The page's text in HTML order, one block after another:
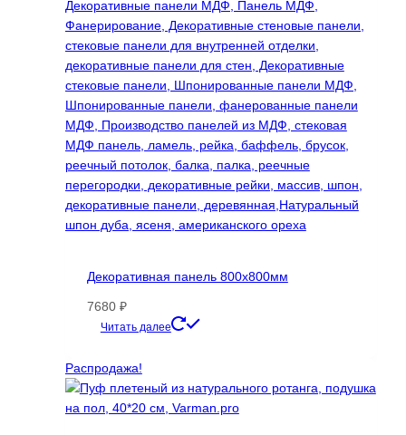
странице
товара.
Декоративная панель 800х800мм
7680 ₽
Читать далее
несколько
вариаций.
Распродажа!